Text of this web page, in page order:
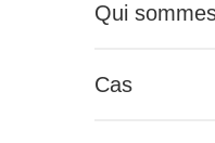
Qui
Cas